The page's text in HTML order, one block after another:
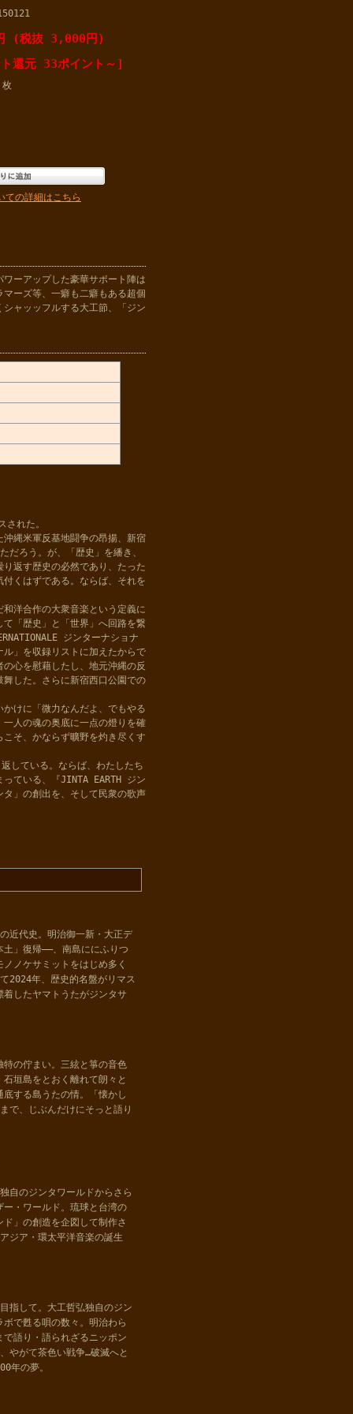
(税抜 3,000円)
還元 33ポイント～]
枚
ての詳細はこちら
ーアップした豪華サポート陣は
ーズ等、一癖も二癖もある超個
ャッッフルする大工節、「ジン
れた。
縄米軍反基地闘争の昂揚、新宿
だろう。が、「歴史」を繙き、
返す歴史の必然であり、たった
くはずである。ならば、それを
洋合作の大衆音楽という定義に
「歴史」と「世界」へ回路を繋
ジンターナショナ
」を収録リストに加えたからで
心を慰藉したし、地元沖縄の反
した。さらに新宿西口公園での
けに「微力なんだよ、でもやる
人の魂の奥底に一点の燈りを確
そ、かならず曠野を灼き尽くす
している。ならば、わたしたち
っている、『JINTA EARTH ジン
」の創出を、そして民衆の歌声
近代史。明治御一新・大正デ
」復帰――、南島ににふりつ
ノケサミットをはじめ多く
2024年、歴史的名盤がリマス
したヤマトうたがジンタサ
の佇まい。三絃と箏の音色
垣島をとおく離れて朗々と
する島うたの情。「懐かし
で、じぶんだけにそっと語り
自のジンタワールドからさら
・ワールド。琉球と台湾の
」の創造を企図して制作さ
ジア・環太平洋音楽の誕生
指して。大工哲弘独自のジン
で甦る唄の数々。明治わら
語り・語られざるニッポン
やがて茶色い戦争…破滅へと
年の夢。